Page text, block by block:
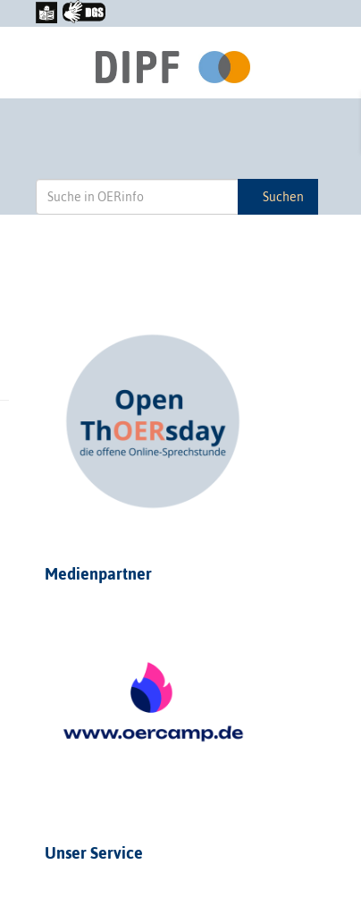
Suchen
Medienpartner
Unser Service